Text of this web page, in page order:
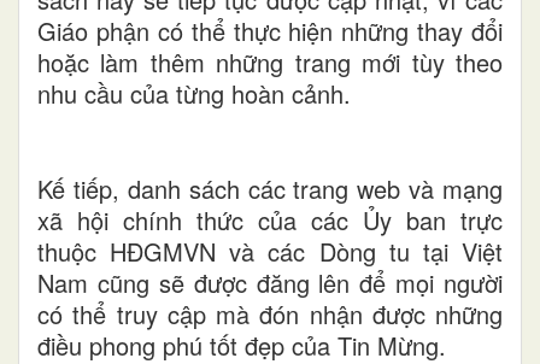
Giáo phận có thể thực hiện những thay đổi
hoặc làm thêm những trang mới tùy theo
nhu cầu của từng hoàn cảnh.
Kế tiếp, danh sách các trang web và mạng
xã hội chính thức của các Ủy ban trực
thuộc HĐGMVN và các Dòng tu tại Việt
Nam cũng sẽ được đăng lên để mọi người
có thể truy cập mà đón nhận được những
điều phong phú tốt đẹp của Tin Mừng.